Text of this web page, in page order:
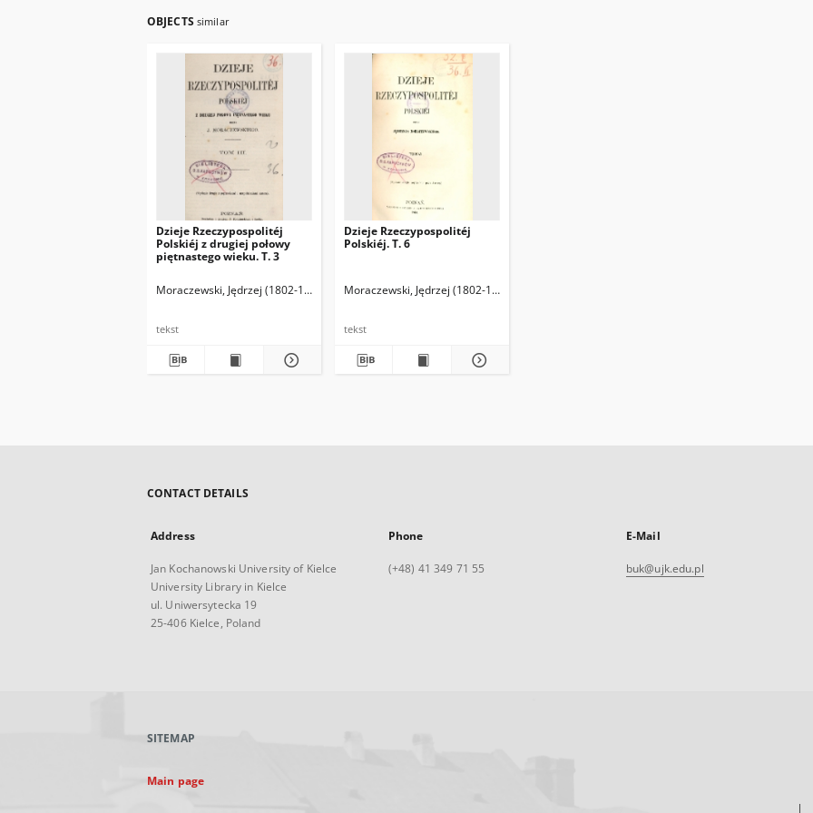
OBJECTS similar
Dzieje Rzeczypospolitéj
Polskiéj z drugiej połowy
piętnastego wieku. T. 3
Moraczewski, Jędrzej (1802-1855)
tekst
Dzieje Rzeczypospolitéj
Polskiéj. T. 6
Moraczewski, Jędrzej (1802-1855)
tekst
CONTACT DETAILS
Address
Jan Kochanowski University of Kielce
University Library in Kielce
ul. Uniwersytecka 19
25-406 Kielce, Poland
Phone
(+48) 41 349 71 55
E-Mail
buk@ujk.edu.pl
SITEMAP
Main page